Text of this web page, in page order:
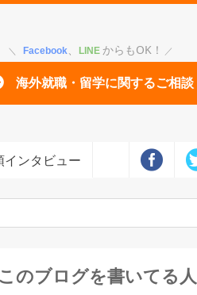
Facebook、 LINE からもOK！
海外就職・留学に関するご相談
ンタビュー
のブログを書いてる人